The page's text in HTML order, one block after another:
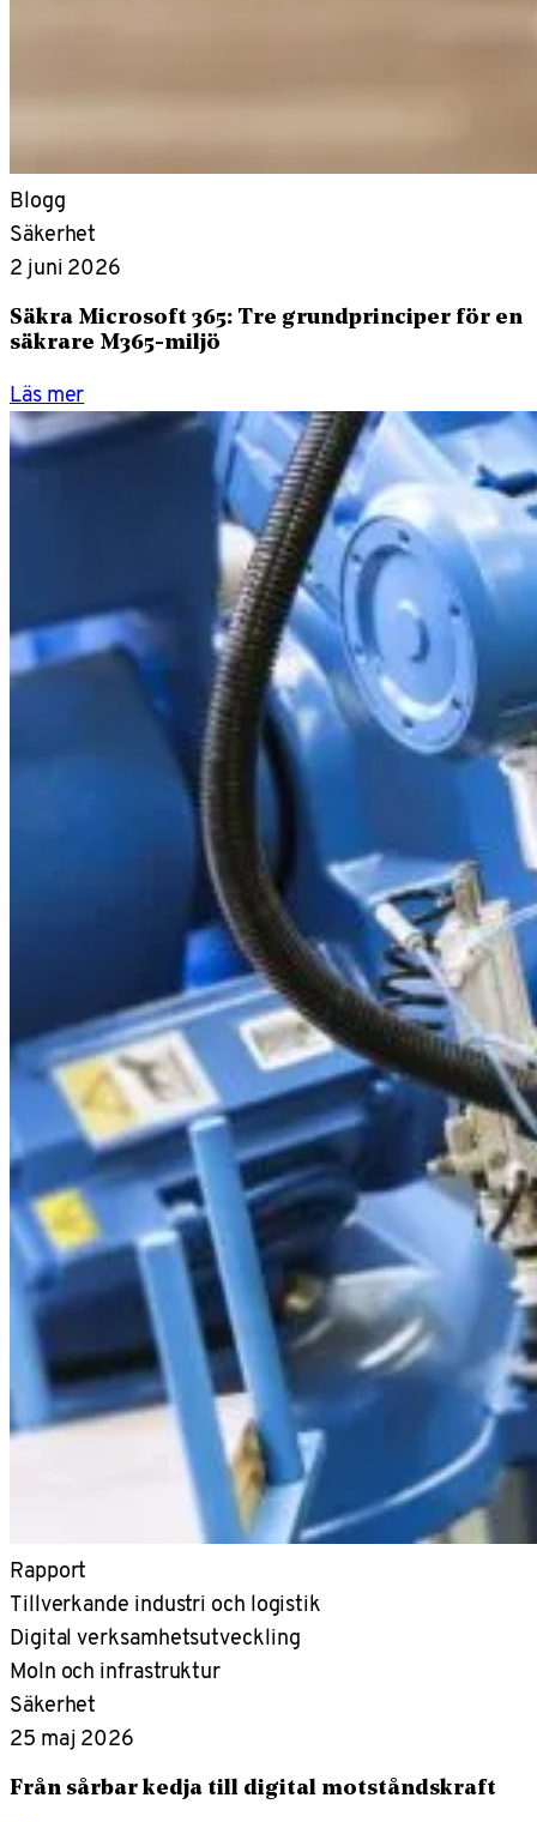
Blogg
Säkerhet
2 juni 2026
Säkra Microsoft 365: Tre grundprinciper för en
säkrare M365-miljö
Läs mer
Rapport
Tillverkande industri och logistik
Digital verksamhetsutveckling
Moln och infrastruktur
Säkerhet
25 maj 2026
Från sårbar kedja till digital motståndskraft